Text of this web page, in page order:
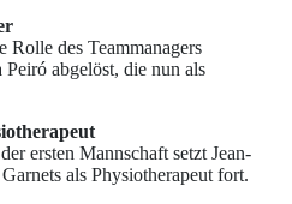
Rolle des Teammanagers
abgelöst, die nun als
ersten Mannschaft setzt Jean-
als Physiotherapeut fort.